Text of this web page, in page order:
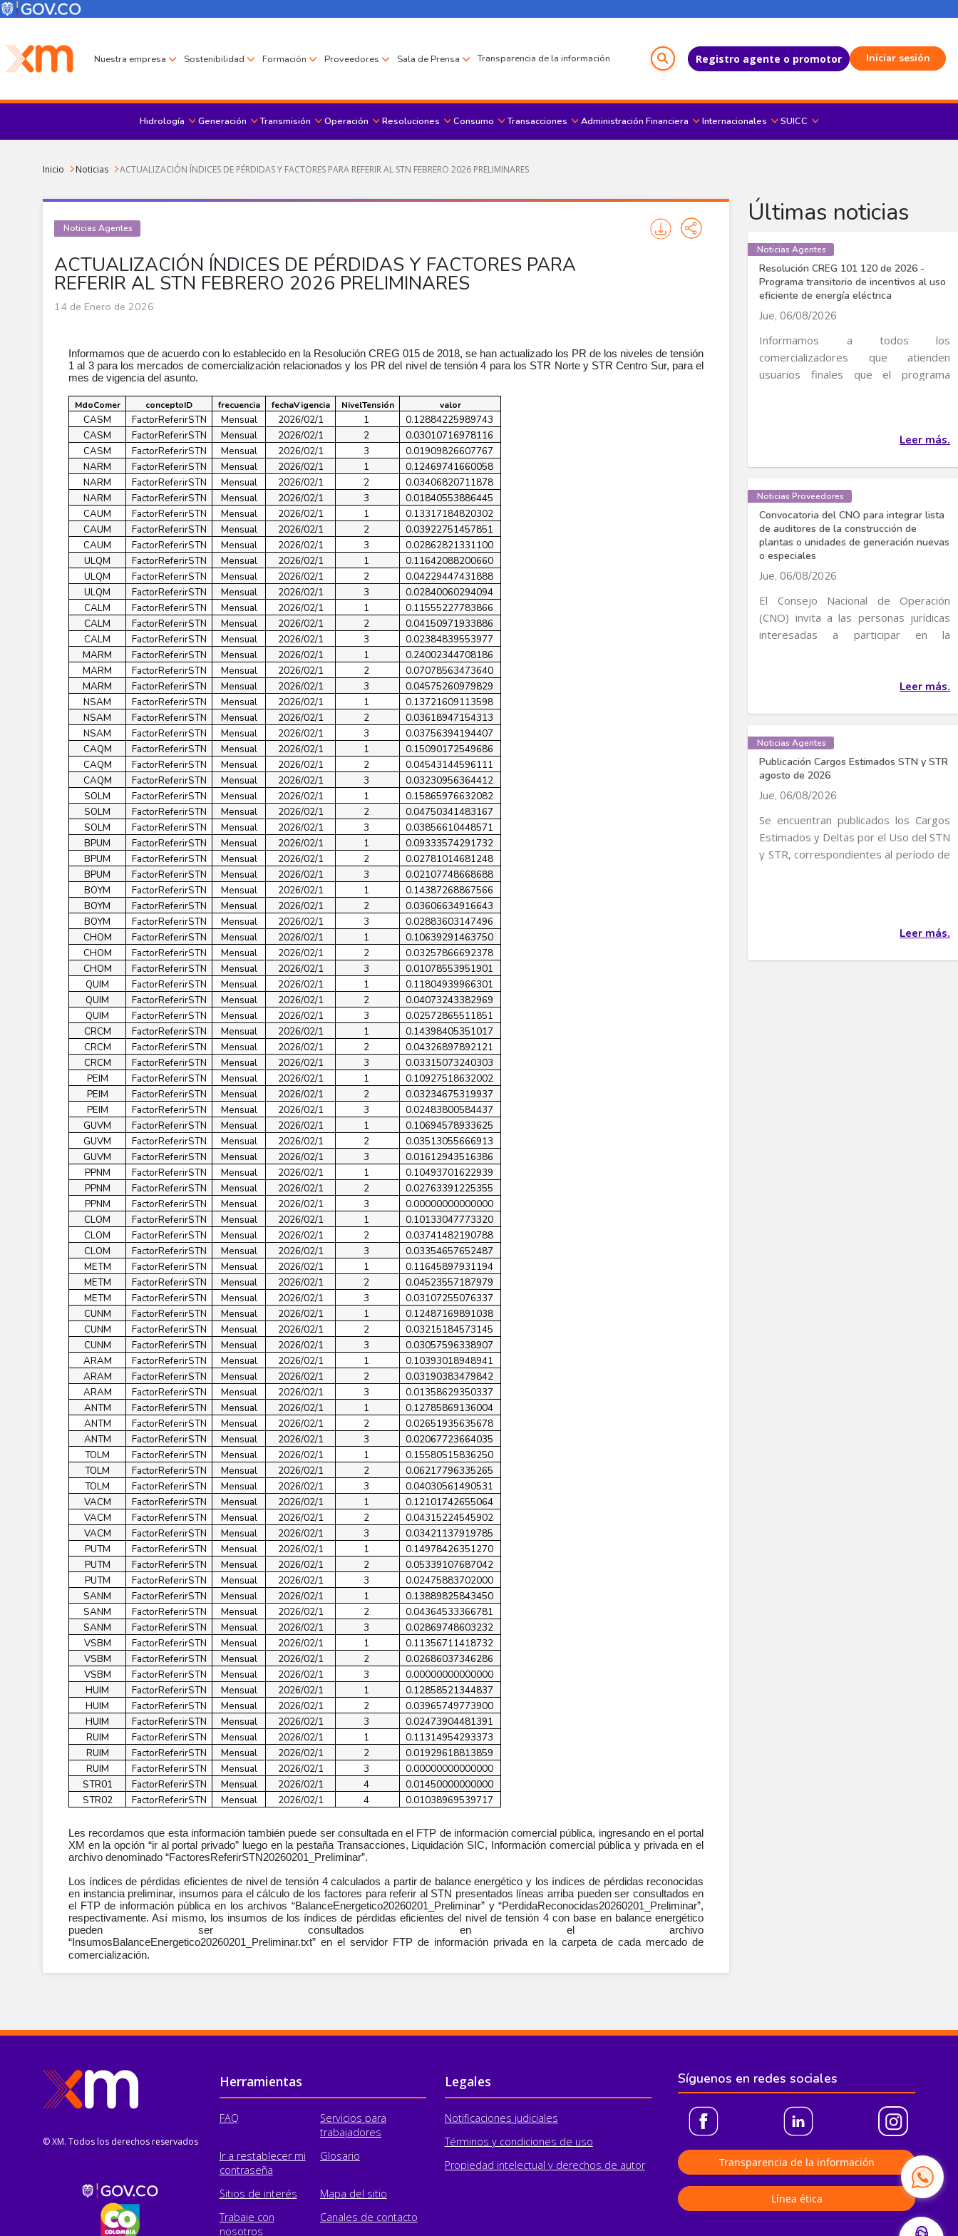
Pasar al contenido principal
Menú Corporativo
Menú de encabezado
Nuestra empresa Sostenibilidad Formación Proveedores Sala de Prensa Transparencia de la información Registro agente o promotor Iniciar sesión
Menu principal
Hidrología Generación Transmisión Operación Resoluciones Consumo Transacciones Administración Financiera Internacionales SUICC
Sobrescribir enlaces de ayuda a la navegación
Inicio Noticias ACTUALIZACIÓN ÍNDICES DE PÉRDIDAS Y FACTORES PARA REFERIR AL STN FEBRERO 2026 PRELIMINARES
ACTUALIZACIÓN ÍNDICES DE PÉRDIDAS Y FACTORES PARA
REFERIR AL STN FEBRERO 2026 PRELIMINARES
Noticias Agentes
14 de Enero de 2026
Informamos que de acuerdo con lo establecido en la Resolución CREG 015 de 2018, se han actualizado los PR de los niveles de tensión
1 al 3 para los mercados de comercialización relacionados y los PR del nivel de tensión 4 para los STR Norte y STR Centro Sur, para el
mes de vigencia del asunto.
MdoComer conceptoID frecuencia fechaVigencia NivelTensión valor
CASM FactorReferirSTN Mensual 2026/02/1 1
0.12884225989743
CASM
FactorReferirSTN Mensual 2026/02/1 2
0.03010716978116
CASM
FactorReferirSTN Mensual 2026/02/1 3
0.01909826607767
NARM
FactorReferirSTN Mensual 2026/02/1 1
0.12469741660058
NARM
FactorReferirSTN Mensual 2026/02/1 2
0.03406820711878
NARM
FactorReferirSTN Mensual 2026/02/1 3
0.01840553886445
CAUM
FactorReferirSTN Mensual 2026/02/1 1
0.13317184820302
CAUM
FactorReferirSTN Mensual 2026/02/1 2
0.03922751457851
CAUM
FactorReferirSTN Mensual 2026/02/1 3
0.02862821331100
ULQM
FactorReferirSTN Mensual 2026/02/1 1
0.11642088200660
ULQM
FactorReferirSTN Mensual 2026/02/1 2
0.04229447431888
ULQM
FactorReferirSTN Mensual 2026/02/1 3
0.02840060294094
CALM
FactorReferirSTN Mensual 2026/02/1 1
0.11555227783866
CALM
FactorReferirSTN Mensual 2026/02/1 2
0.04150971933886
CALM
FactorReferirSTN Mensual 2026/02/1 3
0.02384839553977
MARM
FactorReferirSTN Mensual 2026/02/1 1
0.24002344708186
MARM
FactorReferirSTN Mensual 2026/02/1 2
0.07078563473640
MARM
FactorReferirSTN Mensual 2026/02/1 3
0.04575260979829
NSAM
FactorReferirSTN Mensual 2026/02/1 1
0.13721609113598
NSAM
FactorReferirSTN Mensual 2026/02/1 2
0.03618947154313
NSAM
FactorReferirSTN Mensual 2026/02/1 3
0.03756394194407
CAQM
FactorReferirSTN Mensual 2026/02/1 1
0.15090172549686
CAQM
FactorReferirSTN Mensual 2026/02/1 2
0.04543144596111
CAQM
FactorReferirSTN Mensual 2026/02/1 3
0.03230956364412
SOLM
FactorReferirSTN Mensual 2026/02/1 1
0.15865976632082
SOLM
FactorReferirSTN Mensual 2026/02/1 2
0.04750341483167
SOLM
FactorReferirSTN Mensual 2026/02/1 3
0.03856610448571
BPUM
FactorReferirSTN Mensual 2026/02/1 1
0.09333574291732
BPUM
FactorReferirSTN Mensual 2026/02/1 2
0.02781014681248
BPUM
FactorReferirSTN Mensual 2026/02/1 3
0.02107748668688
BOYM
FactorReferirSTN Mensual 2026/02/1 1
0.14387268867566
BOYM
FactorReferirSTN Mensual 2026/02/1 2
0.03606634916643
BOYM
FactorReferirSTN Mensual 2026/02/1 3
0.02883603147496
CHOM
FactorReferirSTN Mensual 2026/02/1 1
0.10639291463750
CHOM
FactorReferirSTN Mensual 2026/02/1 2
0.03257866692378
CHOM
FactorReferirSTN Mensual 2026/02/1 3
0.01078553951901
QUIM
FactorReferirSTN Mensual 2026/02/1 1
0.11804939966301
QUIM
FactorReferirSTN Mensual 2026/02/1 2
0.04073243382969
QUIM
FactorReferirSTN Mensual 2026/02/1 3
0.02572865511851
CRCM
FactorReferirSTN Mensual 2026/02/1 1
0.14398405351017
CRCM
FactorReferirSTN Mensual 2026/02/1 2
0.04326897892121
CRCM
FactorReferirSTN Mensual 2026/02/1 3
0.03315073240303
PEIM
FactorReferirSTN Mensual 2026/02/1 1
0.10927518632002
PEIM
FactorReferirSTN Mensual 2026/02/1 2
0.03234675319937
PEIM
FactorReferirSTN Mensual 2026/02/1 3
0.02483800584437
GUVM
FactorReferirSTN Mensual 2026/02/1 1
0.10694578933625
GUVM
FactorReferirSTN Mensual 2026/02/1 2
0.03513055666913
GUVM
FactorReferirSTN Mensual 2026/02/1 3
0.01612943516386
PPNM
FactorReferirSTN Mensual 2026/02/1 1
0.10493701622939
PPNM
FactorReferirSTN Mensual 2026/02/1 2
0.02763391225355
PPNM
FactorReferirSTN Mensual 2026/02/1 3
0.00000000000000
CLOM
FactorReferirSTN Mensual 2026/02/1 1
0.10133047773320
CLOM
FactorReferirSTN Mensual 2026/02/1 2
0.03741482190788
CLOM
FactorReferirSTN Mensual 2026/02/1 3
0.03354657652487
METM
FactorReferirSTN Mensual 2026/02/1 1
0.11645897931194
METM
FactorReferirSTN Mensual 2026/02/1 2
0.04523557187979
METM
FactorReferirSTN Mensual 2026/02/1 3
0.03107255076337
CUNM
FactorReferirSTN Mensual 2026/02/1 1
0.12487169891038
CUNM
FactorReferirSTN Mensual 2026/02/1 2
0.03215184573145
CUNM
FactorReferirSTN Mensual 2026/02/1 3
0.03057596338907
ARAM
FactorReferirSTN Mensual 2026/02/1 1
0.10393018948941
ARAM
FactorReferirSTN Mensual 2026/02/1 2
0.03190383479842
ARAM
FactorReferirSTN Mensual 2026/02/1 3
0.01358629350337
ANTM
FactorReferirSTN Mensual 2026/02/1 1
0.12785869136004
ANTM
FactorReferirSTN Mensual 2026/02/1 2
0.02651935635678
ANTM
FactorReferirSTN Mensual 2026/02/1 3
0.02067723664035
TOLM
FactorReferirSTN Mensual 2026/02/1 1
0.15580515836250
TOLM
FactorReferirSTN Mensual 2026/02/1 2
0.06217796335265
TOLM
FactorReferirSTN Mensual 2026/02/1 3
0.04030561490531
VACM
FactorReferirSTN Mensual 2026/02/1 1
0.12101742655064
VACM
FactorReferirSTN Mensual 2026/02/1 2
0.04315224545902
VACM
FactorReferirSTN Mensual 2026/02/1 3
0.03421137919785
PUTM
FactorReferirSTN Mensual 2026/02/1 1
0.14978426351270
PUTM
FactorReferirSTN Mensual 2026/02/1 2
0.05339107687042
PUTM
FactorReferirSTN Mensual 2026/02/1 3
0.02475883702000
SANM
FactorReferirSTN Mensual 2026/02/1 1
0.13889825843450
SANM
FactorReferirSTN Mensual 2026/02/1 2
0.04364533366781
SANM
FactorReferirSTN Mensual 2026/02/1 3
0.02869748603232
VSBM
FactorReferirSTN Mensual 2026/02/1 1
0.11356711418732
VSBM
FactorReferirSTN Mensual 2026/02/1 2
0.02686037346286
VSBM
FactorReferirSTN Mensual 2026/02/1 3
0.00000000000000
HUIM
FactorReferirSTN Mensual 2026/02/1 1
0.12858521344837
HUIM
FactorReferirSTN Mensual 2026/02/1 2
0.03965749773900
HUIM
FactorReferirSTN Mensual 2026/02/1 3
0.02473904481391
RUIM
FactorReferirSTN Mensual 2026/02/1 1
0.11314954293373
RUIM
FactorReferirSTN Mensual 2026/02/1 2
0.01929618813859
RUIM
FactorReferirSTN Mensual 2026/02/1 3
0.00000000000000
STR01
FactorReferirSTN Mensual 2026/02/1 4
0.01450000000000
STR02
FactorReferirSTN Mensual 2026/02/1 4 0.01038969539717
Les recordamos que esta información también puede ser consultada en el FTP de información comercial pública, ingresando en el portal
XM en la opción “ir al portal privado” luego en la pestaña Transacciones, Liquidación SIC, Información comercial pública y privada en el
archivo denominado “FactoresReferirSTN20260201_Preliminar”.
Los índices de pérdidas eficientes de nivel de tensión 4 calculados a partir de balance energético y los índices de pérdidas reconocidas
en instancia preliminar, insumos para el cálculo de los factores para referir al STN presentados líneas arriba pueden ser consultados en
el FTP de información pública en los archivos “BalanceEnergetico20260201_Preliminar” y “PerdidaReconocidas20260201_Preliminar”,
respectivamente. Así mismo, los insumos de los índices de pérdidas eficientes del nivel de tensión 4 con base en balance energético
pueden ser consultados en el archivo
“InsumosBalanceEnergetico20260201_Preliminar.txt” en el servidor FTP de información privada en la carpeta de cada mercado de
comercialización.
Últimas noticias
Noticias Agentes
Resolución CREG 101 120 de 2026 -
Programa transitorio de incentivos al uso
eficiente de energía eléctrica
Jue, 06/08/2026
Informamos a todos los
comercializadores que atienden
usuarios finales que el programa
Leer más.
Noticias Proveedores
Convocatoria del CNO para integrar lista
de auditores de la construcción de
plantas o unidades de generación nuevas
o especiales
Jue, 06/08/2026
El Consejo Nacional de Operación
(CNO) invita a las personas jurídicas
interesadas a participar en la
Leer más.
Noticias Agentes
Publicación Cargos Estimados STN y STR
agosto de 2026
Jue, 06/08/2026
Se encuentran publicados los Cargos
Estimados y Deltas por el Uso del STN
y STR, correspondientes al período de
Leer más.
© XM. Todos los derechos reservados
Pie de página
Herramientas
FAQ
Servicios para
trabajadores
Ir a restablecer mi
contraseña
Glosario
Sitios de interés
Mapa del sitio
Trabaje con
nosotros
Canales de contacto
Legales
Notificaciones judiciales
Términos y condiciones de uso
Propiedad intelectual y derechos de autor
Síguenos en redes sociales
Transparencia de la información
Línea ética